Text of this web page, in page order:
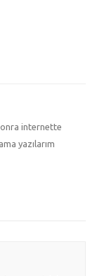
internette
yazılarım